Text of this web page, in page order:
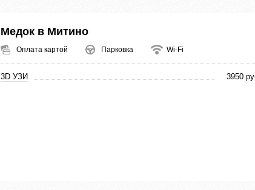
Медок в Митино
Оплата картой Парковка Wi-Fi
3D УЗИ 3950